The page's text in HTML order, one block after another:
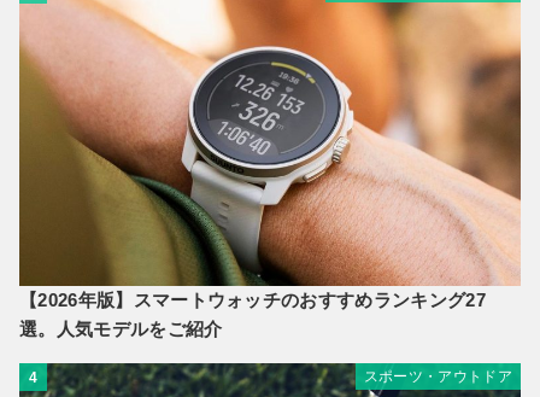
【2026年版】スマートウォッチのおすすめランキング27
選。人気モデルをご紹介
4 スポーツ・アウトドア